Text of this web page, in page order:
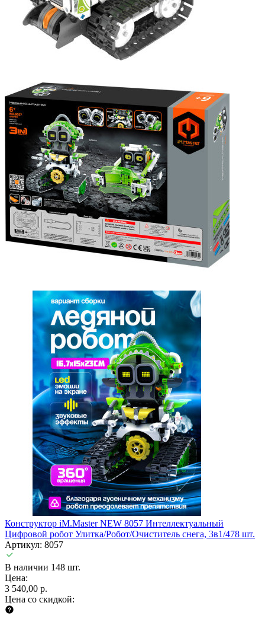
Конструктор iM.Master NEW 8057 Интеллектуальный
Цифровой робот Улитка/Робот/Очиститель снега, 3в1/478 шт.
Артикул: 8057
В наличии 148 шт.
Цена:
3 540,00 р.
Цена со скидкой: